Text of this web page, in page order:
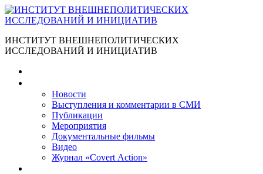
ИНСТИТУТ ВНЕШНЕПОЛИТИЧЕСКИХ
ИССЛЕДОВАНИЙ И ИНИЦИАТИВ
Новости
Выступления и коммента­рии в СМИ
Публикации
Мероприятия
Документальные фильмы
Видео
Журнал «Covert Action»